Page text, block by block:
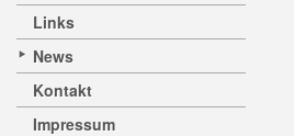
Links
News
Kontakt
Impressum